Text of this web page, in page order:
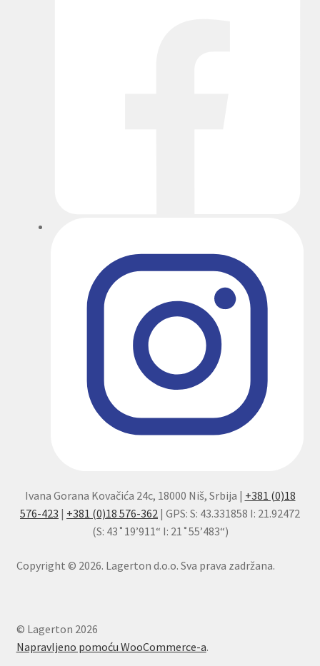
Ivana Gorana Kovačića 24c, 18000 Niš, Srbija | +381 (0)18
576-423 | +381 (0)18 576-362 | GPS: S: 43.331858 I: 21.92472
(S: 43˚19’911“ I: 21˚55’483“)
Copyright © 2026. Lagerton d.o.o. Sva prava zadržana.
© Lagerton 2026
Napravljeno pomoću WooCommerce-a.